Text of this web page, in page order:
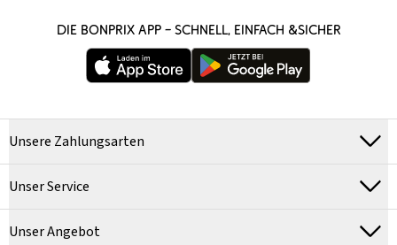
DIE BONPRIX APP – SCHNELL, EINFACH &SICHER
Unsere Zahlungsarten
Unser Service
Unser Angebot